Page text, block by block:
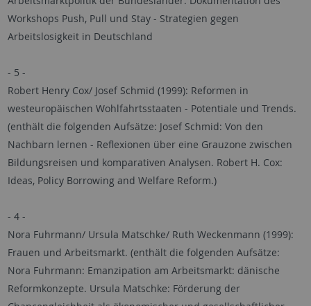
Workshops Push, Pull und Stay - Strategien gegen
Arbeitslosigkeit in Deutschland
- 5 -
Robert Henry Cox/ Josef Schmid (1999): Reformen in
westeuropäischen Wohlfahrtsstaaten - Potentiale und Trends.
(enthält die folgenden Aufsätze: Josef Schmid: Von den
Nachbarn lernen - Reflexionen über eine Grauzone zwischen
Bildungsreisen und komparativen Analysen. Robert H. Cox:
Ideas, Policy Borrowing and Welfare Reform.)
- 4 -
Nora Fuhrmann/ Ursula Matschke/ Ruth Weckenmann (1999):
Frauen und Arbeitsmarkt. (enthält die folgenden Aufsätze:
Nora Fuhrmann: Emanzipation am Arbeitsmarkt: dänische
Reformkonzepte. Ursula Matschke: Förderung der